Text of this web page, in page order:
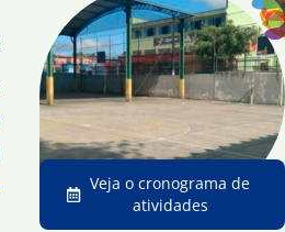
Veja o cronograma de
atividades